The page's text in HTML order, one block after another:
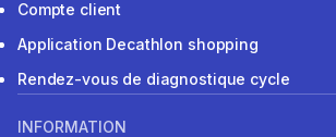
Compte client
Application Decathlon shopping
Rendez-vous de diagnostique cycle
INFORMATION